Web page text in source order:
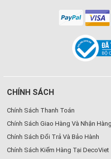
CHÍNH SÁCH
Chính Sách Thanh Toán
Chính Sách Giao Hàng Và Nhận Hàng
Chính Sách Đổi Trả Và Bảo Hành
Chính Sách Kiểm Hàng Tại DecoViet